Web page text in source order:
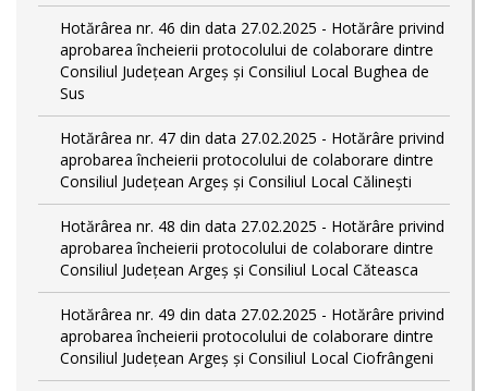
Hotărârea nr. 46 din data 27.02.2025 - Hotărâre privind
aprobarea încheierii protocolului de colaborare dintre
Consiliul Județean Argeș și Consiliul Local Bughea de
Sus
Hotărârea nr. 47 din data 27.02.2025 - Hotărâre privind
aprobarea încheierii protocolului de colaborare dintre
Consiliul Județean Argeș și Consiliul Local Călinești
Hotărârea nr. 48 din data 27.02.2025 - Hotărâre privind
aprobarea încheierii protocolului de colaborare dintre
Consiliul Județean Argeș și Consiliul Local Căteasca
Hotărârea nr. 49 din data 27.02.2025 - Hotărâre privind
aprobarea încheierii protocolului de colaborare dintre
Consiliul Județean Argeș și Consiliul Local Ciofrângeni